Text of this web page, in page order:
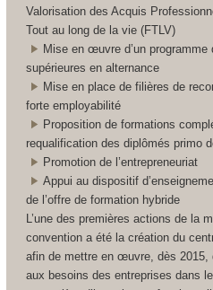
Valorisation des Acquis
Tout au long de la vie (FTLV)
Mise en œuvre d’un
supérieures en alternance
Mise en place de filières de
forte employabilité
Proposition de formations
requalification des diplômés primo
Promotion de l’entrepreneuriat
Appui au dispositif
de l’offre de formation hybride
L’une des premières actions de la
convention a été la création du
afin de mettre en œuvre, dès 2015,
aux besoins des entreprises dans